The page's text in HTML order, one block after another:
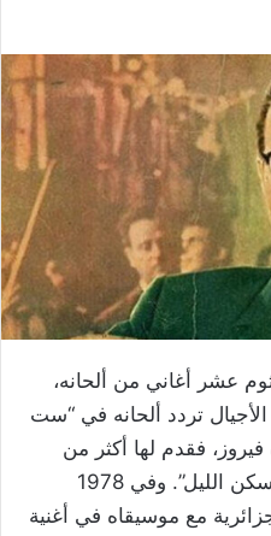
عشر أغاني من ألحانه،
تردد ألحانه في “ست
فقدم لها أكثر من
لحن، أبرزها في رائعة جبران “سكن الليل”. وفي 1978
مع موسيقاه في أغنية